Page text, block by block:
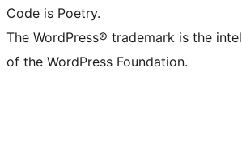
Code is Poetry.
The WordPress® trademark is the
of the WordPress Foundation.